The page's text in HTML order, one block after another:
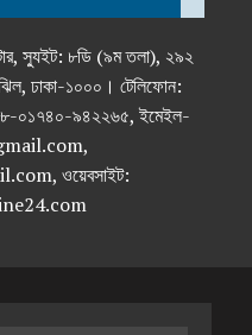
স্যুইট: ৮ডি (৯ম তলা), ২৯২
ঢাকা-১০০০। টেলিফোন:
০১৭৪০-৯৪২২৬৫, ইমেইল-
ওয়েবসাইট: